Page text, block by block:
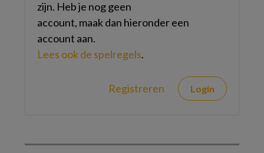
zijn. Heb je nog geen
account, maak dan hieronder een
account aan.
Lees ook de spelregels.
Registreren Login